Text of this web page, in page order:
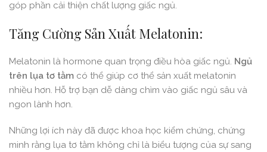
góp phần cải thiện chất lượng giấc ngủ.
Tăng Cường Sản Xuất Melatonin:
Melatonin là hormone quan trọng điều hòa giấc ngủ. Ngủ
trên lụa tơ tằm có thể giúp cơ thể sản xuất melatonin
nhiều hơn. Hỗ trợ bạn dễ dàng chìm vào giấc ngủ sâu và
ngon lành hơn.
Những lợi ích này đã được khoa học kiểm chứng, chứng
minh rằng lụa tơ tằm không chỉ là biểu tượng của sự sang